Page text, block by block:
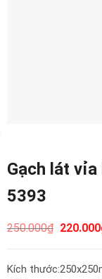
Gạch lát vỉa
5393
250.000₫ 220.000
Kích